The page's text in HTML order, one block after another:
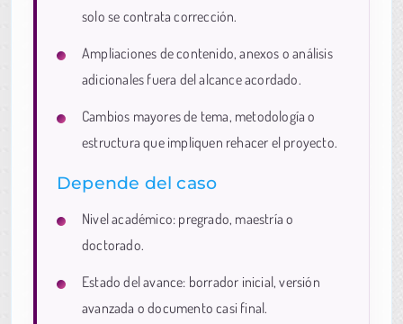
solo se contrata corrección.
Ampliaciones de contenido, anexos o análisis
adicionales fuera del alcance acordado.
Cambios mayores de tema, metodología o
estructura que impliquen rehacer el proyecto.
Depende del caso
Nivel académico: pregrado, maestría o
doctorado.
Estado del avance: borrador inicial, versión
avanzada o documento casi final.